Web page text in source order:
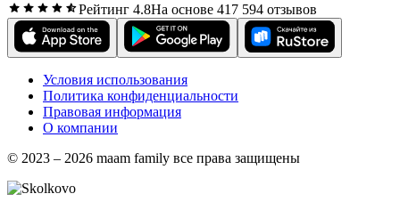
Рейтинг 4.8На основе 417 594 отзывов
Условия использования
Политика конфиденциальности
Правовая информация
О компании
© 2023 – 2026 maam family все права защищены